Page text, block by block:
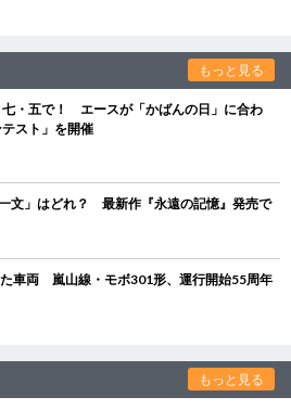
もっと見る
七・五で！ エースが「かばんの日」に合わ
スト」を開催
文」はどれ？ 最新作『永遠の記憶』発売で
車両 嵐山線・モボ301形、運行開始55周年
もっと見る